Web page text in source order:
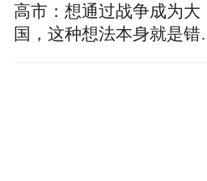
高市：想通过战争成为大
国，这种想法本身就是错